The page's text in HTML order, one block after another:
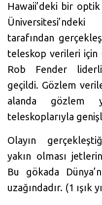
Hawaii’deki bir
tarafından
teleskop verileri için
Rob Fender
geçildi. Gözlem
alanda gözlem
teleskoplarıyla
Olayın
yakın olması
Bu gökada
uzağındadır. (1 ışık